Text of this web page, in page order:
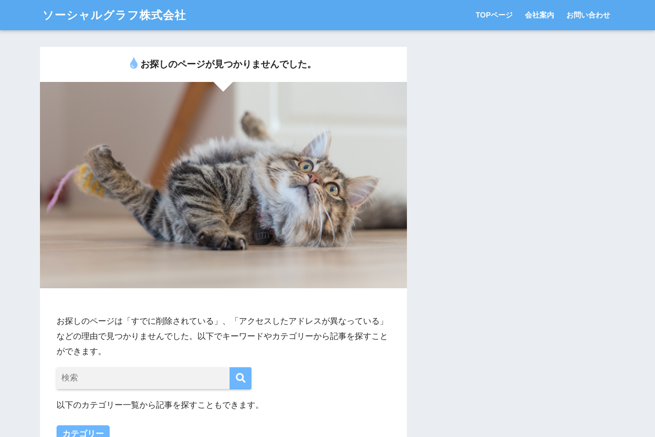
ソーシャルグラフ株式会社 TOPページ 会社案内 お問い合わせ
お探しのページが見つかりませんでした。
お探しのページは「すでに削除されている」、「アクセスしたアドレスが異なっている」
などの理由で見つかりませんでした。以下でキーワードやカテゴリーから記事を探すこと
ができます。
以下のカテゴリー一覧から記事を探すこともできます。
カテゴリー